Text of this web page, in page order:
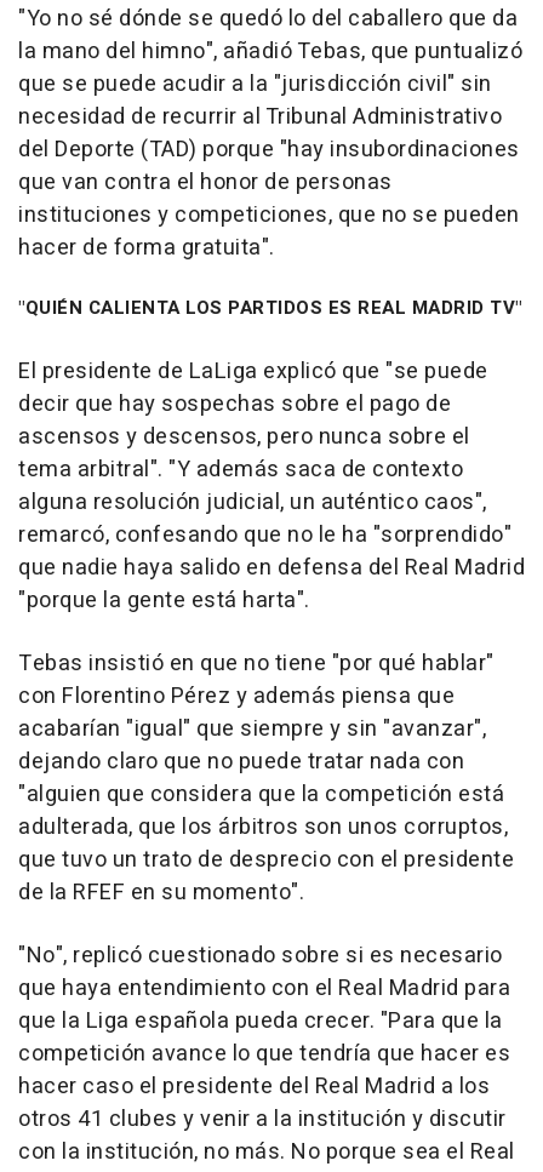
"Yo no sé dónde se quedó lo del caballero que da
la mano del himno", añadió Tebas, que puntualizó
que se puede acudir a la "jurisdicción civil" sin
necesidad de recurrir al Tribunal Administrativo
del Deporte (TAD) porque "hay insubordinaciones
que van contra el honor de personas
instituciones y competiciones, que no se pueden
hacer de forma gratuita".
"QUIÉN CALIENTA LOS PARTIDOS ES REAL MADRID TV"
El presidente de LaLiga explicó que "se puede
decir que hay sospechas sobre el pago de
ascensos y descensos, pero nunca sobre el
tema arbitral". "Y además saca de contexto
alguna resolución judicial, un auténtico caos",
remarcó, confesando que no le ha "sorprendido"
que nadie haya salido en defensa del Real Madrid
"porque la gente está harta".
Tebas insistió en que no tiene "por qué hablar"
con Florentino Pérez y además piensa que
acabarían "igual" que siempre y sin "avanzar",
dejando claro que no puede tratar nada con
"alguien que considera que la competición está
adulterada, que los árbitros son unos corruptos,
que tuvo un trato de desprecio con el presidente
de la RFEF en su momento".
"No", replicó cuestionado sobre si es necesario
que haya entendimiento con el Real Madrid para
que la Liga española pueda crecer. "Para que la
competición avance lo que tendría que hacer es
hacer caso el presidente del Real Madrid a los
otros 41 clubes y venir a la institución y discutir
con la institución, no más. No porque sea el Real